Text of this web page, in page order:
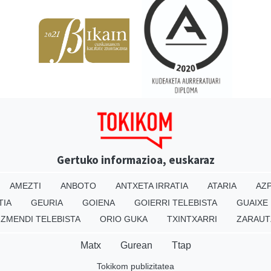
Gertuko informazioa, euskaraz
AMEZTI ANBOTO ANTXETA IRRATIA ATARIA
GEURIA GOIENA GOIERRI TELEBISTA
GUAIXE
TELEBISTA
ORIO GUKA TXINTXARRI
Matx Gurean Ttap
Tokikom publizitatea